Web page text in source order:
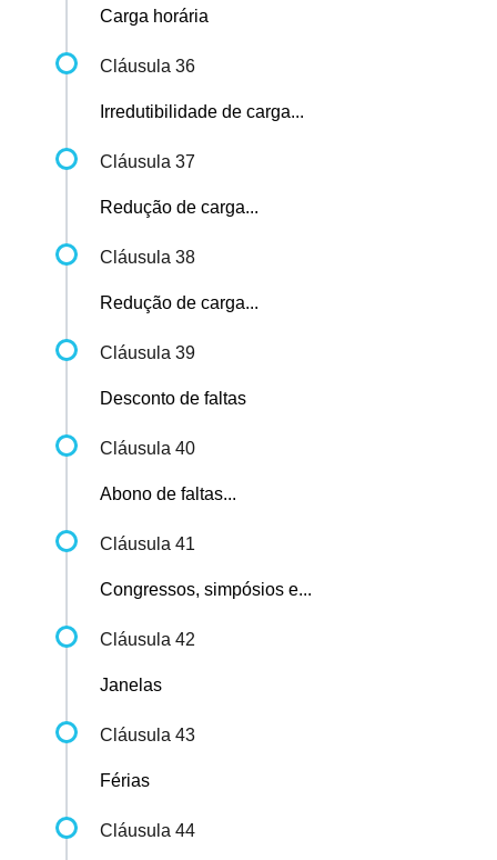
Carga horária
Cláusula 36
Irredutibilidade de carga...
Cláusula 37
Redução de carga...
Cláusula 38
Redução de carga...
Cláusula 39
Desconto de faltas
Cláusula 40
Abono de faltas...
Cláusula 41
Congressos, simpósios e...
Cláusula 42
Janelas
Cláusula 43
Férias
Cláusula 44